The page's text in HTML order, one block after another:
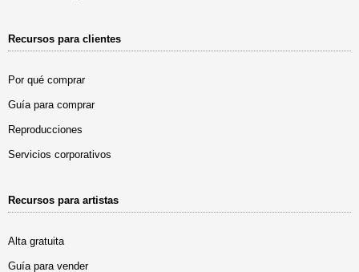
Recursos para clientes
Por qué comprar
Guía para comprar
Reproducciones
Servicios corporativos
Recursos para artistas
Alta gratuita
Guía para vender